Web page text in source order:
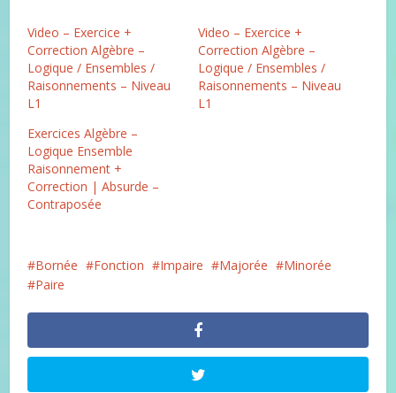
Video – Exercice +
Correction Algèbre –
Logique / Ensembles /
Raisonnements – Niveau
L1
Video – Exercice +
Correction Algèbre –
Logique / Ensembles /
Raisonnements – Niveau
L1
Exercices Algèbre –
Logique Ensemble
Raisonnement +
Correction | Absurde –
Contraposée
Bornée Fonction Impaire Majorée
Minorée
Paire